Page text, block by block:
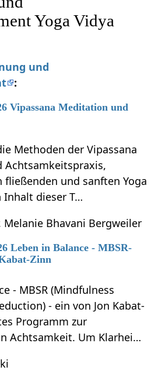
Yoga Vidya
und
:
Vipassana Meditation und
Methoden der Vipassana
Achtsamkeitspraxis,
und sanften Yoga
Inhalt dieser T…
Melanie Bhavani Bergweiler
Leben in Balance - MBSR-
Zinn
- MBSR (Mindfulness
- ein von Jon Kabat-
Programm zur
Achtsamkeit. Um Klarhei…